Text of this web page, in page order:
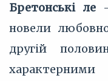
Бретонські ле
новели
другій